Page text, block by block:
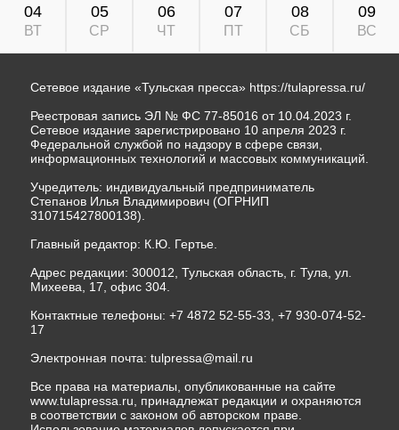
04
ВТ
05
СР
06
ЧТ
07
ПТ
08
СБ
09
ВС
Сетевое издание «Тульская пресса» https://tulapressa.ru/
Реестровая запись ЭЛ № ФС 77-85016 от 10.04.2023 г.
Сетевое издание зарегистрировано 10 апреля 2023 г.
Федеральной службой по надзору в сфере связи,
информационных технологий и массовых коммуникаций.
Учредитель: индивидуальный предприниматель
Степанов Илья Владимирович (ОГРНИП
310715427800138).
Главный редактор: К.Ю. Гертье.
Адрес редакции: 300012, Тульская область, г. Тула, ул.
Михеева, 17, офис 304.
Контактные телефоны: +7 4872 52-55-33, +7 930-074-52-
17
Электронная почта: tulpressa@mail.ru
Все права на материалы, опубликованные на сайте
www.tulapressa.ru, принадлежат редакции и охраняются
в соответствии с законом об авторском праве.